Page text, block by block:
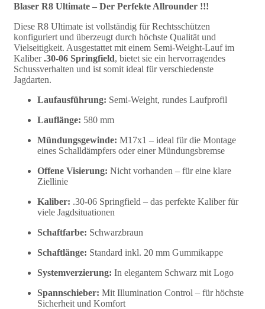
Blaser R8 Ultimate – Der Perfekte Allrounder !!!
Diese R8 Ultimate ist vollständig für Rechtsschützen
konfiguriert und überzeugt durch höchste Qualität und
Vielseitigkeit. Ausgestattet mit einem Semi-Weight-Lauf im
Kaliber.30-06 Springfield, bietet sie ein hervorragendes
Schussverhalten und ist somit ideal für verschiedenste
Jagdarten.
Laufausführung: Semi-Weight, rundes Laufprofil
Lauflänge: 580 mm
Mündungsgewinde: M17x1 – ideal für die Montage
eines Schalldämpfers oder einer Mündungsbremse
Offene Visierung: Nicht vorhanden – für eine klare
Ziellinie
Kaliber: .30-06 Springfield – das perfekte Kaliber für
viele Jagdsituationen
Schaftfarbe: Schwarzbraun
Schaftlänge: Standard inkl. 20 mm Gummikappe
Systemverzierung: In elegantem Schwarz mit Logo
Spannschieber: Mit Illumination Control – für höchste
Sicherheit und Komfort